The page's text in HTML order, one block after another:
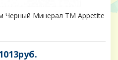
Черный Минерал ТМ Appetite